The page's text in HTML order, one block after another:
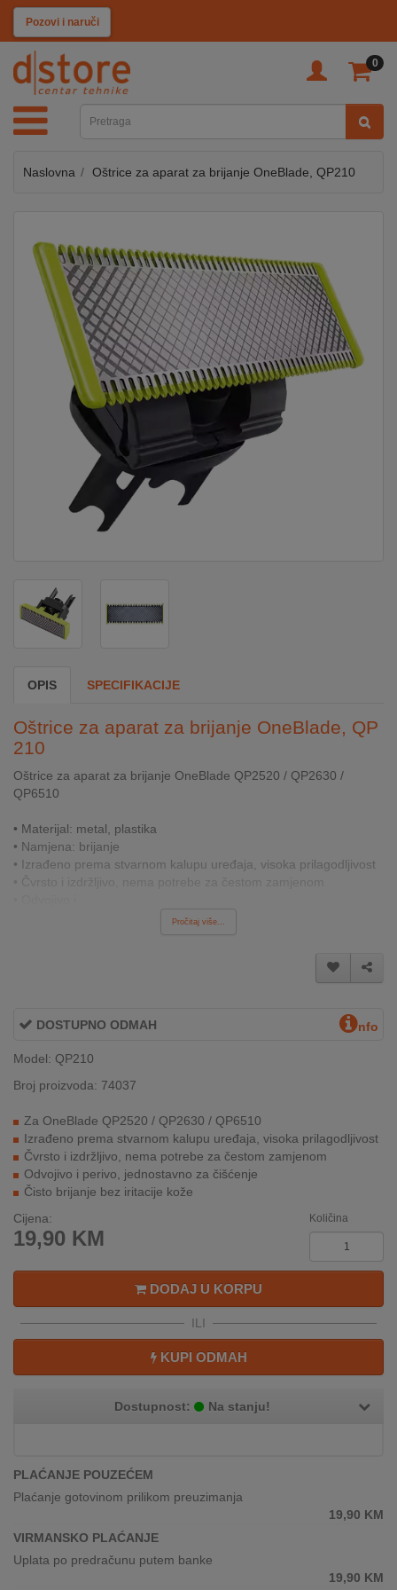
Pozovi i naruči
0
KATEGORIJE
TV
SAT
MOBILNI
AUDIO
KABLOVI
KUĆANSKI
KLIMATIZACIJA
&
GAME
MOJ
U
KONTAKT
KUPOVINA
NA
RATE
REKLAMACIJA
I
SERVIS
O
KAKO
INOSTRANSTVA
OZNAKE
UČINKOVITOSTI
Naslovna Oštrice za aparat za brijanje OneBlade, QP210
OPIS SPECIFIKACIJE
Oštrice za aparat za brijanje OneBlade, QP
210
Oštrice za aparat za brijanje OneBlade QP2520 / QP2630 /
QP6510
• Materijal: metal, plastika
• Namjena: brijanje
• Izrađeno prema stvarnom kalupu uređaja, visoka prilagodljivost
Pročitaj više...
DOSTUPNO ODMAH nfo
Model: QP210
Broj proizvoda: 74037
Za OneBlade QP2520 / QP2630 / QP6510
Izrađeno prema stvarnom kalupu uređaja, visoka prilagodljivost
Čvrsto i izdržljivo, nema potrebe za čestom zamjenom
Odvojivo i perivo, jednostavno za čišćenje
Čisto brijanje bez iritacije kože
Cijena:
19,90 KM
Količina
DODAJ U KORPU
ILI
KUPI ODMAH
Dostupnost: Na stanju!
PLAĆANJE POUZEĆEM
Plaćanje gotovinom prilikom preuzimanja
19,90 KM
VIRMANSKO PLAĆANJE
Uplata po predračunu putem banke
19,90 KM